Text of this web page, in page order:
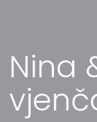
Nina